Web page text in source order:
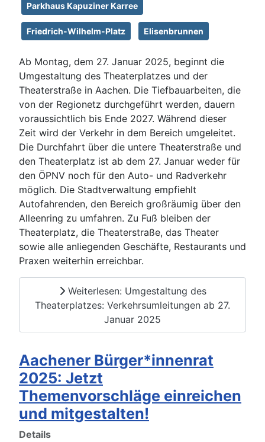
Parkhaus Kapuziner Karree
Friedrich-Wilhelm-Platz Elisenbrunnen
Ab Montag, dem 27. Januar 2025, beginnt die
Umgestaltung des Theaterplatzes und der
Theaterstraße in Aachen. Die Tiefbauarbeiten, die
von der Regionetz durchgeführt werden, dauern
voraussichtlich bis Ende 2027. Während dieser
Zeit wird der Verkehr in dem Bereich umgeleitet.
Die Durchfahrt über die untere Theaterstraße und
den Theaterplatz ist ab dem 27. Januar weder für
den ÖPNV noch für den Auto- und Radverkehr
möglich. Die Stadtverwaltung empfiehlt
Autofahrenden, den Bereich großräumig über den
Alleenring zu umfahren. Zu Fuß bleiben der
Theaterplatz, die Theaterstraße, das Theater
sowie alle anliegenden Geschäfte, Restaurants und
Praxen weiterhin erreichbar.
Weiterlesen: Umgestaltung des
Theaterplatzes: Verkehrsumleitungen ab 27.
Januar 2025
Aachener Bürger*innenrat
2025: Jetzt
Themenvorschläge einreichen
und mitgestalten!
Details